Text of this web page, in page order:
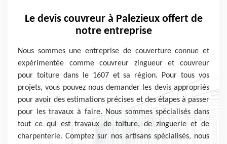
Le devis couvreur à Palezieux offert de
notre entreprise
Nous sommes une entreprise de couverture connue et
expérimentée comme couvreur zingueur et couvreur
pour toiture dans le 1607 et sa région. Pour tous vos
projets, vous pouvez nous demander les devis appropriés
pour avoir des estimations précises et des étapes à passer
pour les travaux à faire. Nous sommes spécialisés dans
tout ce qui est travaux de toiture, de zinguerie et de
charpenterie. Comptez sur nos artisans spécialisés, nous